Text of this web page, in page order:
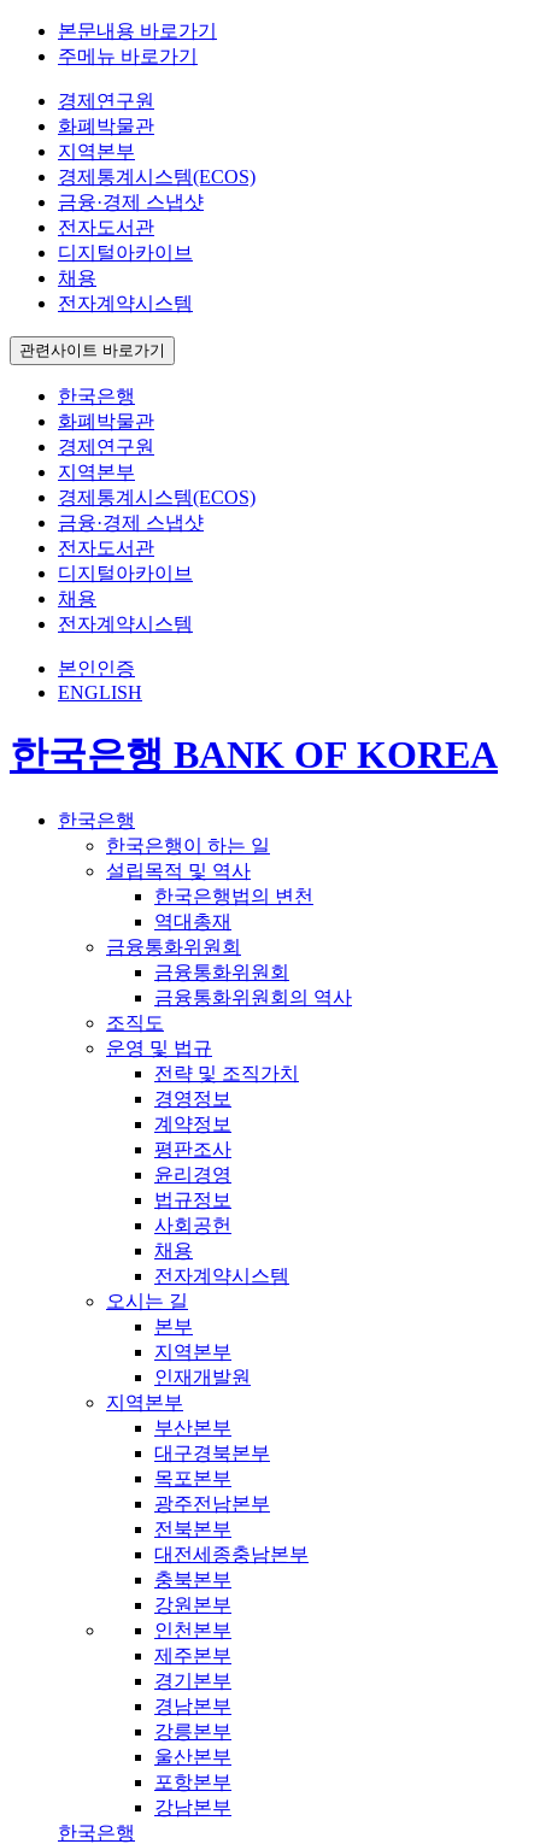
본문내용 바로가기
주메뉴 바로가기
경제연구원
화폐박물관
지역본부
경제통계시스템(ECOS)
금융·경제 스냅샷
전자도서관
디지털아카이브
채용
전자계약시스템
관련사이트 바로가기
한국은행
화폐박물관
경제연구원
지역본부
경제통계시스템(ECOS)
금융·경제 스냅샷
전자도서관
디지털아카이브
채용
전자계약시스템
본인인증
ENGLISH
한국은행 BANK OF KOREA
한국은행
한국은행이 하는 일
설립목적 및 역사
한국은행법의 변천
역대총재
금융통화위원회
금융통화위원회
금융통화위원회의 역사
조직도
운영 및 법규
전략 및 조직가치
경영정보
계약정보
평판조사
윤리경영
법규정보
사회공헌
채용
전자계약시스템
오시는 길
본부
지역본부
인재개발원
지역본부
부산본부
대구경북본부
목포본부
광주전남본부
전북본부
대전세종충남본부
충북본부
강원본부
인천본부
제주본부
경기본부
경남본부
강릉본부
울산본부
포항본부
강남본부
한국은행